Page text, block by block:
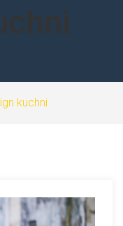
kuchni